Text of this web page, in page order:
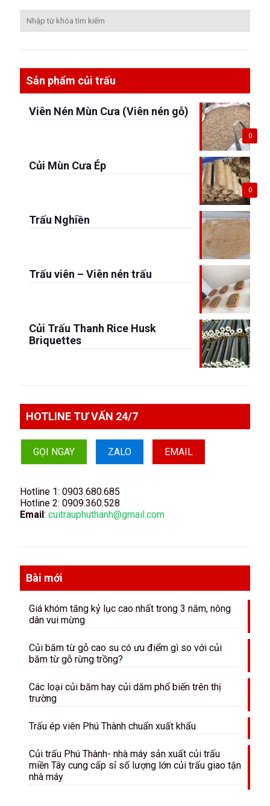
Sản phẩm củi trấu
0
Viên Nén Mùn Cưa (Viên nén gỗ)
0
Củi Mùn Cưa Ép
Trấu Nghiền
Trấu viên – Viên nén trấu
Củi Trấu Thanh Rice Husk
Briquettes
HOTLINE TƯ VẤN 24/7
GỌI NGAY ZALO EMAIL
Hotline 1: 0903.680.685
Hotline 2: 0909.360.528
Email : cuitrauphuthanh@gmail.com
Bài mới
Giá khóm tăng kỷ lục cao nhất trong 3 năm, nông
dân vui mừng
Củi băm từ gỗ cao su có ưu điểm gì so với củi
băm từ gỗ rừng trồng?
Các loại củi băm hay củi dăm phổ biến trên thị
trường
Trấu ép viên Phú Thành chuẩn xuất khẩu
Củi trấu Phú Thành- nhà máy sản xuất củi trấu
miền Tây cung cấp sỉ số lượng lớn củi trấu giao tận
nhà máy